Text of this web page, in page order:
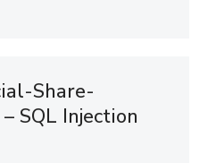
Share-
SQL Injection